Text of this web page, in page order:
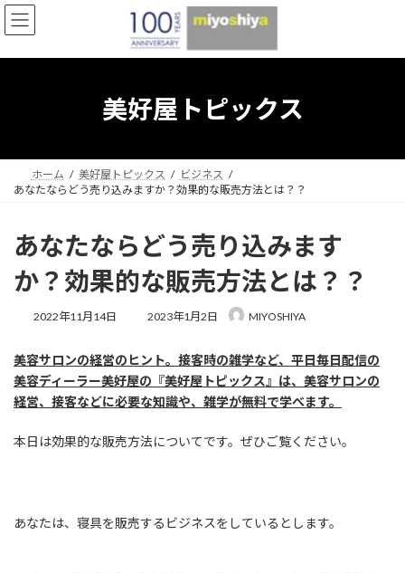
コ
ン
ン
ナ
ビ
ー
美好屋トピックス
ホーム 美好屋トピックス
ビジネス
あなたならどう売り込みますか？効果的な販売方法とは？？
あなたならどう売り込みます
か？効果的な販売方法とは？？
2022年11月14日
最
新
日
時
:
2023年1月2日 MIYOSHIYA
美容サロンの経営のヒント。接客時の雑学など、平日毎日配信の
美容ディーラー美好屋の『美好屋トピックス』は、美容サロンの
経営、接客などに必要な知識や、雑学が無料で学べます。
本日は効果的な販売方法についてです。ぜひご覧ください。
あなたは、寝具を販売するビジネスをしているとします。